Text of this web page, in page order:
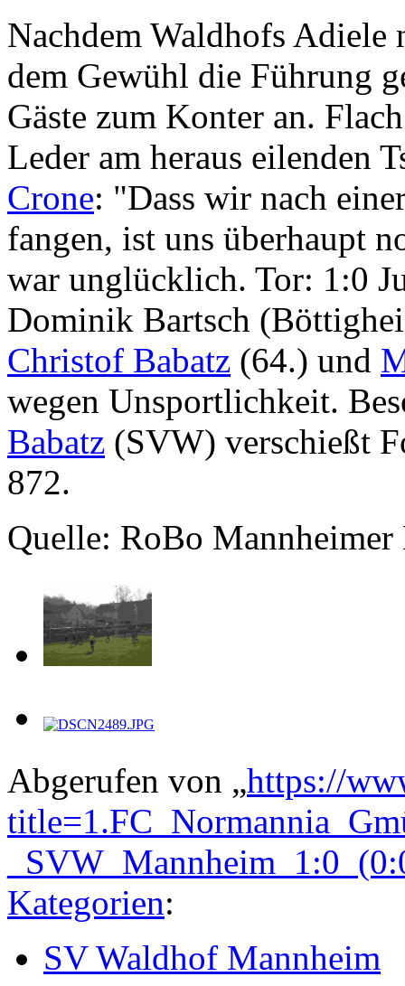
Nachdem Waldhofs Adiele
dem Gewühl die Führung
Gäste zum Konter an.
Leder am heraus eilenden
Crone: "Dass wir nach
fangen, ist uns überhaupt
war unglücklich. Tor: 1:0
Dominik Bartsch
Christof Babatz (64.) und
wegen Unsportlichkeit.
Babatz (SVW) verschießt
872.
Quelle: RoBo Mannheimer
Abgerufen von „https://
Kategorien:
SV Waldhof Mannheim